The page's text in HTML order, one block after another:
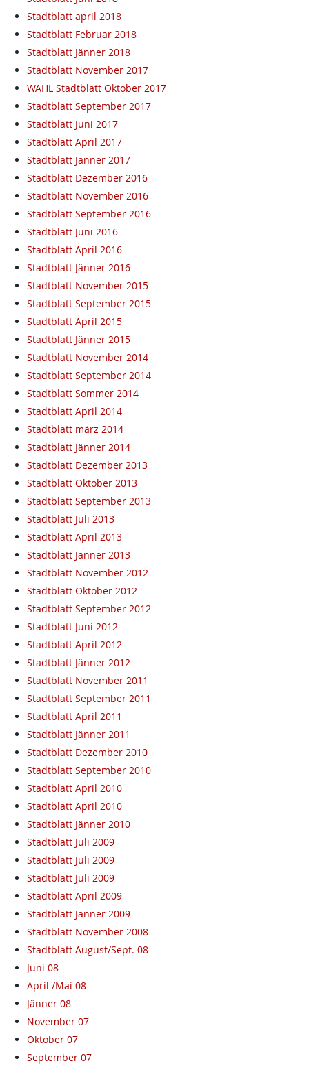
Stadtblatt april 2018
Stadtblatt Februar 2018
Stadtblatt Jänner 2018
Stadtblatt November 2017
WAHL Stadtblatt Oktober 2017
Stadtblatt September 2017
Stadtblatt Juni 2017
Stadtblatt April 2017
Stadtblatt Jänner 2017
Stadtblatt Dezember 2016
Stadtblatt November 2016
Stadtblatt September 2016
Stadtblatt Juni 2016
Stadtblatt April 2016
Stadtblatt Jänner 2016
Stadtblatt November 2015
Stadtblatt September 2015
Stadtblatt April 2015
Stadtblatt Jänner 2015
Stadtblatt November 2014
Stadtblatt September 2014
Stadtblatt Sommer 2014
Stadtblatt April 2014
Stadtblatt märz 2014
Stadtblatt Jänner 2014
Stadtblatt Dezember 2013
Stadtblatt Oktober 2013
Stadtblatt September 2013
Stadtblatt Juli 2013
Stadtblatt April 2013
Stadtblatt Jänner 2013
Stadtblatt November 2012
Stadtblatt Oktober 2012
Stadtblatt September 2012
Stadtblatt Juni 2012
Stadtblatt April 2012
Stadtblatt Jänner 2012
Stadtblatt November 2011
Stadtblatt September 2011
Stadtblatt April 2011
Stadtblatt Jänner 2011
Stadtblatt Dezember 2010
Stadtblatt September 2010
Stadtblatt April 2010
Stadtblatt April 2010
Stadtblatt Jänner 2010
Stadtblatt Juli 2009
Stadtblatt Juli 2009
Stadtblatt Juli 2009
Stadtblatt April 2009
Stadtblatt Jänner 2009
Stadtblatt November 2008
Stadtblatt August/Sept. 08
Juni 08
April /Mai 08
Jänner 08
November 07
Oktober 07
September 07